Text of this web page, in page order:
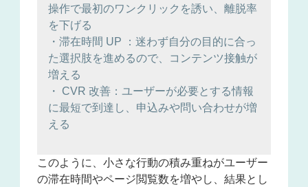
操作で最初のワンクリックを誘い、離脱率
を下げる
・滞在時間 UP ：迷わず自分の目的に合っ
た選択肢を進めるので、コンテンツ接触が
増える
・ CVR 改善：ユーザーが必要とする情報
に最短で到達し、申込みや問い合わせが増
える
このように、小さな行動の積み重ねがユーザー
の滞在時間やページ閲覧数を増やし、結果とし